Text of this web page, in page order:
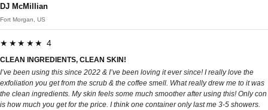
DJ McMillian
Fort Morgan, US
★★★★★ 4
CLEAN INGREDIENTS, CLEAN SKIN!
I’ve been using this since 2022 & I’ve been loving it ever since! I really love the
exfoliation you get from the scrub & the coffee smell. What really drew me to it was
the clean ingredients. My skin feels some much smoother after using this! Only con
is how much you get for the price. I think one container only last me 3-5 showers.